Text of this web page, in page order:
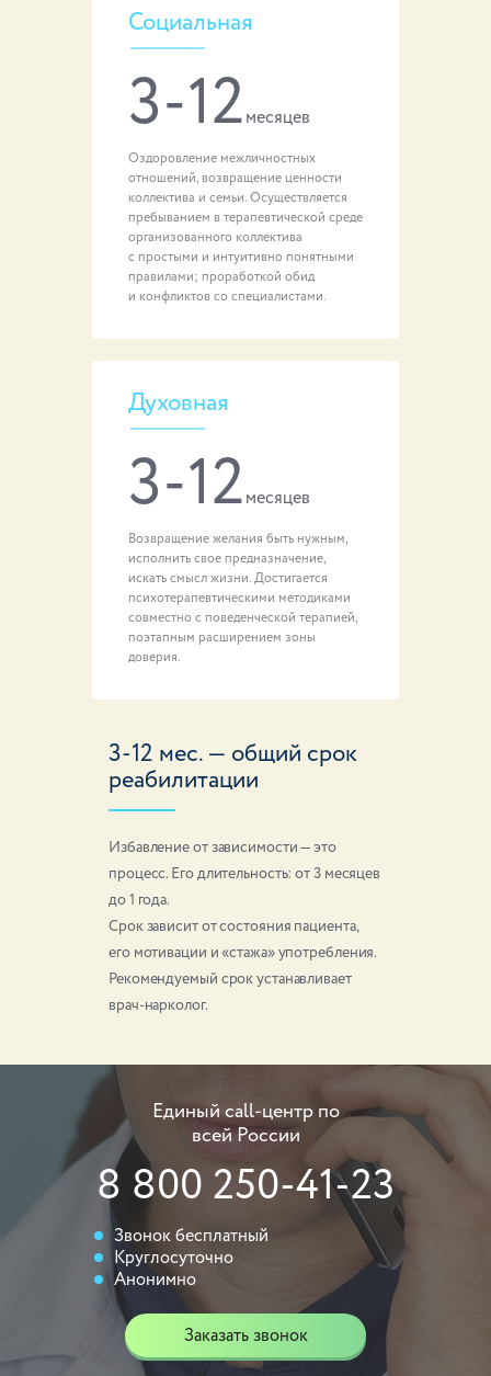
Социальная
3-12 месяцев
Оздоровление межличностных
отношений, возвращение ценности
коллектива и семьи. Осуществляется
пребыванием в терапевтической среде
организованного коллектива
с простыми и интуитивно понятными
правилами; проработкой обид
и конфликтов со специалистами.
Духовная
3-12 месяцев
Возвращение желания быть нужным,
исполнить свое предназначение,
искать смысл жизни. Достигается
психотерапевтическими методиками
совместно с поведенческой терапией,
поэтапным расширением зоны
доверия.
3-12 мес. — общий срок
реабилитации
Избавление от зависимости — это
процесс. Его длительность: от 3 месяцев
до 1 года.
Срок зависит от состояния пациента,
его мотивации и «стажа» употребления.
Рекомендуемый срок устанавливает
врач-нарколог.
Единый call-центр по
всей России
8 800 250-41-23
Звонок бесплатный
Круглосуточно
Анонимно
Заказать звонок